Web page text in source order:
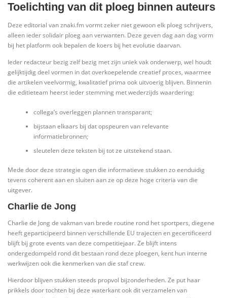
Toelichting van dit ploeg binnen auteurs
Deze editorial van znaki.fm vormt zeker niet gewoon elk ploeg schrijvers,
alleen ieder solidair ploeg aan verwanten. Deze geven dag aan dag vorm
bij het platform ook bepalen de koers bij het evolutie daarvan.
Ieder redacteur bezig zelf bezig met zijn uniek vak onderwerp, wel houdt
gelijktijdig deel vormen in dat overkoepelende creatief proces, waarmee
die artikelen veelvormig, kwalitatief prima ook uitvoerig blijven. Binnenin
die editieteam heerst ieder stemming met wederzijds waardering:
collega’s overleggen plannen transparant;
bijstaan elkaars bij dat opspeuren van relevante
informatiebronnen;
sleutelen deze teksten bij tot ze uitstekend staan.
Mede door deze strategie ogen die informatieve stukken zo eenduidig
tevens coherent aan en sluiten aan ze op deze hoge criteria van die
uitgever.
Charlie de Jong
Charlie de Jong de vakman van brede routine rond het sportpers, diegene
heeft geparticipeerd binnen verschillende EU trajecten en gecertificeerd
blijft bij grote events van deze competitiejaar. Ze blijft intens
ondergedompeld rond dit bestaan rond deze ploegen, kent hun interne
werkwijzen ook die kenmerken van die staf crew.
Hierdoor blijven stukken steeds propvol bijzonderheden. Ze put haar
prikkels door tochten bij deze waterkant ook dit verzamelen van